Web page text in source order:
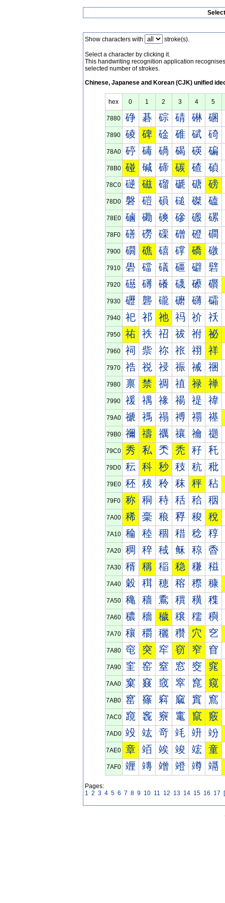
Show characters with stroke(s).
Select a character by clicking it.
This handwriting recognition application
selected number of strokes.
Chinese, Japanese and Korean (CJK) unified
hex 0 1 2 3 4 5
7880 碀 碁 碂 碃 碄 碅
7890 碐 碑 碒 碓 碔 碕
78A0 碠 碡 碢 碣 碤 碥
78B0 碰 碱 碲 碳 碴 碵
78C0 磀 磁 磂 磃 磄 磅
78D0 磐 磑 磒 磓 磔 磕
78E0 磠 磡 磢 磣 磤 磥
78F0 磰 磱 磲 磳 磴 磵
7900 礀 礁 礂 礃 礄 礅
7910 礐 礑 礒 礓 礔 礕
7920 礠 礡 礢 礣 礤 礥
7930 礰 礱 礲 礳 礴 礵
7940 祀 祁 祂 祃 祄 祅
7950 祐 祑 祒 祓 祔 祕
7960 祠 祡 祢 祣 祤 祥
7970 祰 祱 祲 祳 祴 祵
7980 禀 禁 禂 禃 禄 禅
7990 禐 禑 禒 禓 禔 禕
79A0 禠 禡 禢 禣 禤 禥
79B0 禰 禱 禲 禳 禴 禵
79C0 秀 私 秂 秃 秄 秅
79D0 秐 科 秒 秓 秔 秕
79E0 秠 秡 秢 秣 秤 秥
79F0 称 秱 秲 秳 秴 秵
7A00 稀 稁 稂 稃 稄 稅
7A10 稐 稑 稒 稓 稔 稕
7A20 稠 稡 稢 稣 稤 稥
7A30 稰 稱 稲 稳 稴 稵
7A40 穀 穁 穂 穃 穄 穅
7A50 穐 穑 穒 穓 穔 穕
7A60 穠 穡 穢 穣 穤 穥
7A70 穰 穱 穲 穳 穴 穵
7A80 窀 突 窂 窃 窄 窅
7A90 窐 窑 窒 窓 窔 窕
7AA0 窠 窡 窢 窣 窤 窥
7AB0 窰 窱 窲 窳 窴 窵
7AC0 竀 竁 竂 竃 竄 竅
7AD0 竐 竑 竒 竓 竔 竕
7AE0 章 竡 竢 竣 竤 童
7AF0 竰 竱 竲 竳 竴 竵
Pages:
1 2 3 4 5 6 7 8 9 10 11 12 13 14 15 16 17